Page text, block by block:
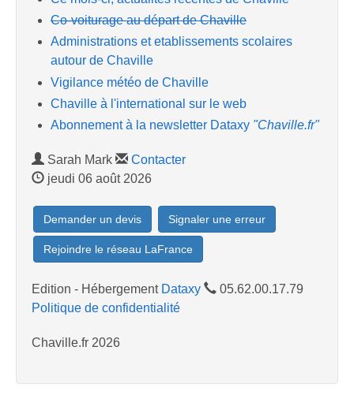
Co-voiturage au départ de Chaville
Administrations et etablissements scolaires
autour de Chaville
Vigilance météo de Chaville
Chaville à l'international sur le web
Abonnement à la newsletter Dataxy "Chaville.fr"
Sarah Mark
Contacter
jeudi 06 août 2026
Demander un devis Signaler une erreur
Rejoindre le réseau LaFrance
Edition - Hébergement Dataxy
05.62.00.17.79
Politique de confidentialité
Chaville.fr 2026